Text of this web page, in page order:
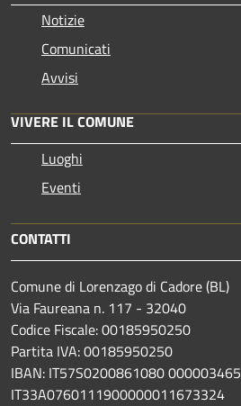
Notizie
Comunicati
Avvisi
VIVERE IL COMUNE
Luoghi
Eventi
CONTATTI
Comune di Lorenzago di Cadore (BL)
Via Faureana n. 117 - 32040
Codice Fiscale: 00185950250
Partita IVA: 00185950250
IBAN: IT57S0200861080 000003465
IT33A0760111900000011673324